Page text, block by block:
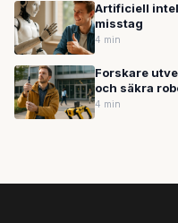
Artificiell
misstag
4 min
Forskare
och säkra
4 min